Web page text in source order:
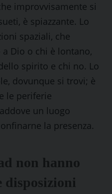
improvvisamente si
è spiazzante. Lo
spaziali, che
Dio o chi è lontano,
spirito e chi no. Lo
dovunque si trovi; è
le periferie
un luogo
la presenza.
non hanno
disposizioni